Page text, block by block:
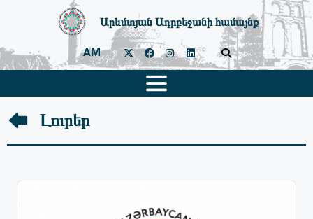
Արևմտյան Ադրբեջանի համայնք
AM
Լուրեր